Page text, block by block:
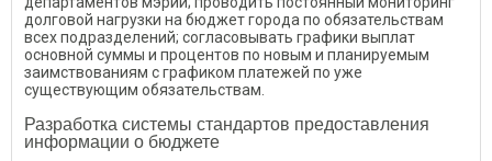
долговой нагрузки на бюджет города по обязательствам
всех подразделений; согласовывать графики выплат
основной суммы и процентов по новым и планируемым
заимствованиям с графиком платежей по уже
существующим обязательствам.
Разработка системы стандартов предоставления
информации о бюджете